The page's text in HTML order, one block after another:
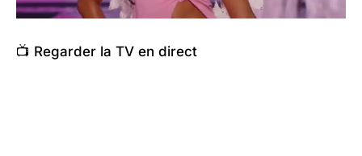
📺 Regarder la TV en direct